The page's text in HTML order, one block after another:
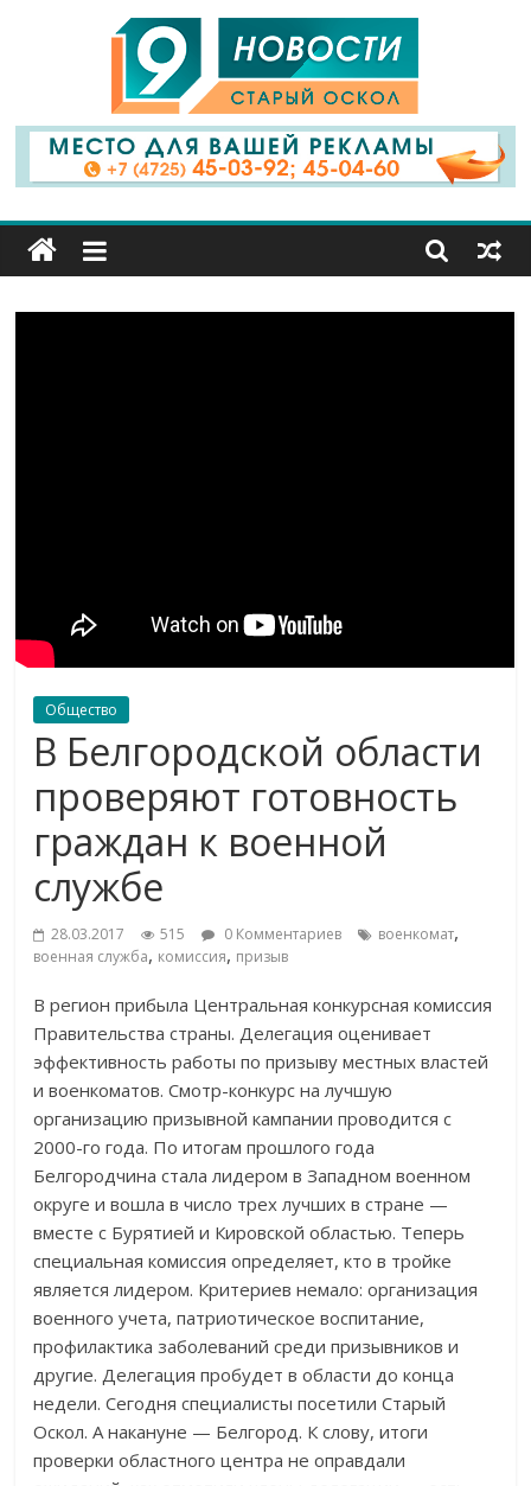
9
Канал
Старый
Общество
В Белгородской области
проверяют готовность
граждан к военной
службе
28.03.2017 515 0 Комментариев военкомат,
военная служба, комиссия, призыв
В регион прибыла Центральная конкурсная комиссия
Правительства страны. Делегация оценивает
эффективность работы по призыву местных властей
и военкоматов. Смотр-конкурс на лучшую
организацию призывной кампании проводится с
2000-го года. По итогам прошлого года
Белгородчина стала лидером в Западном военном
округе и вошла в число трех лучших в стране —
вместе с Бурятией и Кировской областью. Теперь
специальная комиссия определяет, кто в тройке
является лидером. Критериев немало: организация
военного учета, патриотическое воспитание,
профилактика заболеваний среди призывников и
другие. Делегация пробудет в области до конца
недели. Сегодня специалисты посетили Старый
Оскол. А накануне — Белгород. К слову, итоги
проверки областного центра не оправдали